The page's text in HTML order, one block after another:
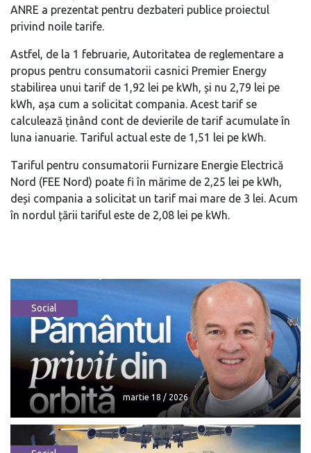
ANRE a prezentat pentru dezbateri publice proiectul
privind noile tarife.
Astfel, de la 1 februarie, Autoritatea de reglementare a
propus pentru consumatorii casnici Premier Energy
stabilirea unui tarif de 1,92 lei pe kWh, și nu 2,79 lei pe
kWh, așa cum a solicitat compania. Acest tarif se
calculează ținând cont de devierile de tarif acumulate în
luna ianuarie. Tariful actual este de 1,51 lei pe kWh.
Tariful pentru consumatorii Furnizare Energie Electrică
Nord (FEE Nord) poate fi în mărime de 2,25 lei pe kWh,
deși compania a solicitat un tarif mai mare de 3 lei. Acum
în nordul țării tariful este de 2,08 lei pe kWh.
Social
martie 18 / 2026